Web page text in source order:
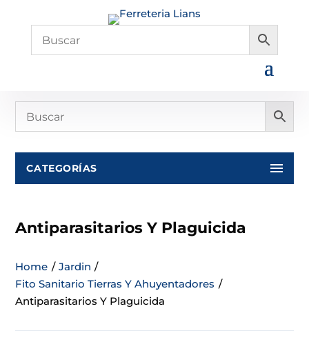
CATEGORÍAS
Antiparasitarios Y Plaguicida
Home / Jardin /
Fito Sanitario Tierras Y Ahuyentadores /
Antiparasitarios Y Plaguicida